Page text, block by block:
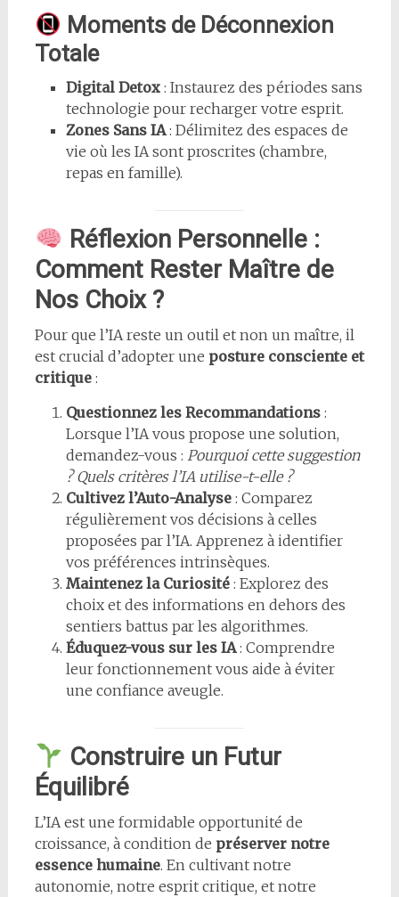
Moments de Déconnexion
Totale
Digital Detox: Instaurez des périodes sans
technologie pour recharger votre esprit.
Zones Sans IA: Délimitez des espaces de
vie où les IA sont proscrites (chambre,
repas en famille).
Réflexion Personnelle :
Comment Rester Maître de
Nos Choix ?
Pour que l’IA reste un outil et non un maître, il
est crucial d’adopter une posture consciente et
critique:
Questionnez les Recommandations:
Lorsque l’IA vous propose une solution,
demandez-vous : Pourquoi cette suggestion
? Quels critères l’IA utilise-t-elle ?
Cultivez l’Auto-Analyse: Comparez
régulièrement vos décisions à celles
proposées par l’IA. Apprenez à identifier
vos préférences intrinsèques.
Maintenez la Curiosité: Explorez des
choix et des informations en dehors des
sentiers battus par les algorithmes.
Éduquez-vous sur les IA: Comprendre
leur fonctionnement vous aide à éviter
une confiance aveugle.
Construire un Futur
Équilibré
L’IA est une formidable opportunité de
croissance, à condition de préserver notre
essence humaine. En cultivant notre
autonomie, notre esprit critique, et notre